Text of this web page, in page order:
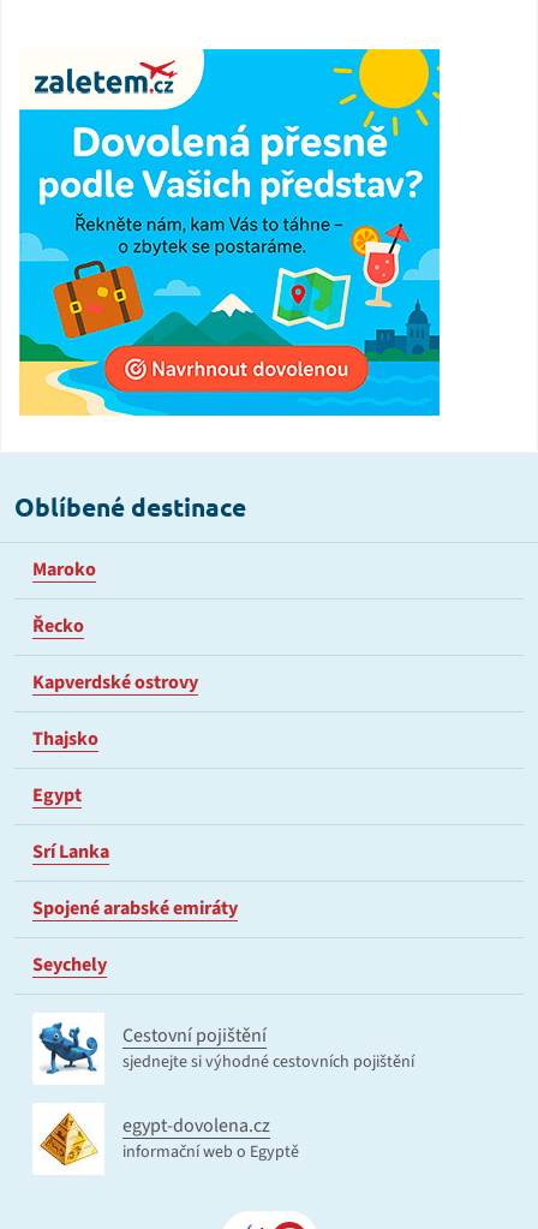
Oblíbené destinace
Maroko
Řecko
Kapverdské ostrovy
Thajsko
Egypt
Srí Lanka
Spojené arabské emiráty
Seychely
Cestovní pojištění
sjednejte si výhodné cestovních pojištění
egypt-dovolena.cz
informační web o Egyptě